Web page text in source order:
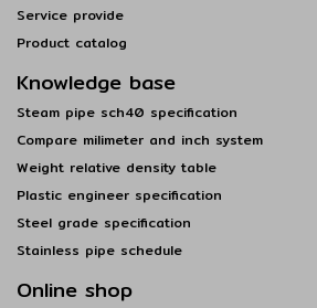
Service provide
Product catalog
Knowledge base
Steam pipe sch40 specification
Compare milimeter and inch system
Weight relative density table
Plastic engineer specification
Steel grade specification
Stainless pipe schedule
Online shop